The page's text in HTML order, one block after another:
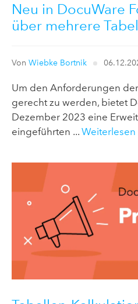
Neu in DocuWare
über mehrere
Von Wiebke Bortnik
Um den Anforderungen
gerecht zu werden, bietet
Dezember 2023 eine
eingeführten ... Weiterlesen